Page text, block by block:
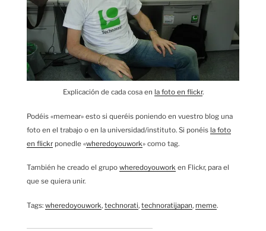
Explicación de cada cosa en la foto en flickr.
Podéis «memear» esto si queréis poniendo en vuestro blog una
foto en el trabajo o en la universidad/instituto. Si ponéis la foto
en flickrponedle «wheredoyouwork» como tag.
También he creado el grupo wheredoyouwork en Flickr, para el
que se quiera unir.
Tags: wheredoyouwork, technorati, technoratijapan, meme.